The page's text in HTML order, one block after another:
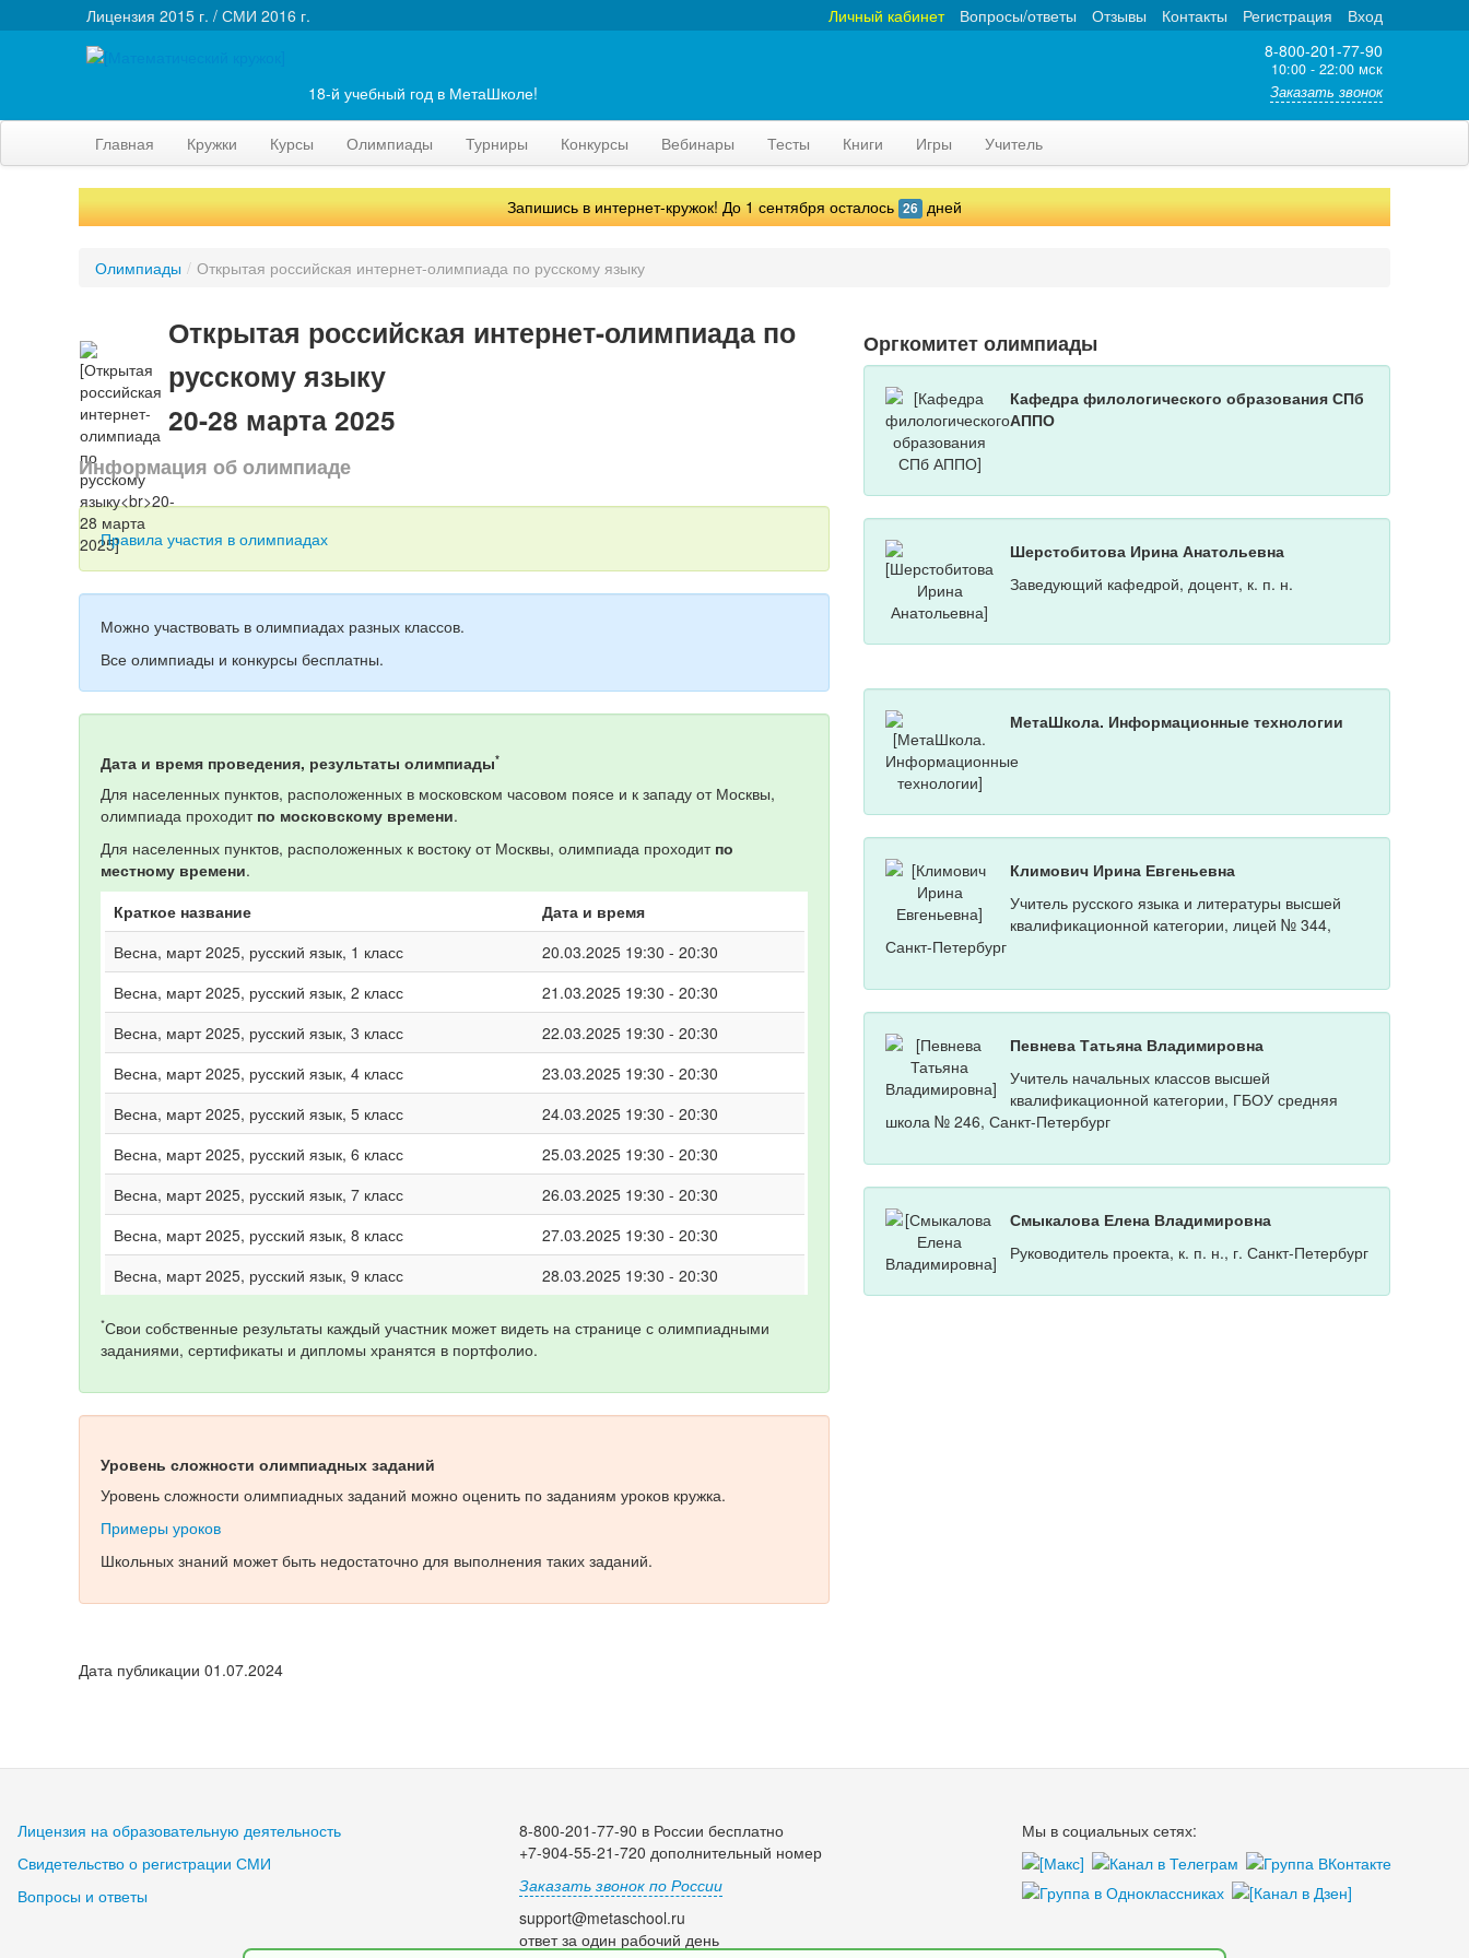
Лицензия 2015 г. / СМИ 2016 г. Вход
Регистрация
Контакты
Отзывы
Вопросы/ответы
Личный кабинет
8-800-201-77-90
10:00 - 22:00 мск
Заказать звонок
18-й учебный год в МетаШколе!
Главная Кружки Курсы Олимпиады Турниры Конкурсы Вебинары Тесты Книги Игры Учитель
Запишись в интернет-кружок! До 1 сентября осталось 26 дней
Олимпиады / Открытая российская интернет-олимпиада по русскому языку
Открытая российская интернет-олимпиада по
русскому языку
20-28 марта 2025
Информация об олимпиаде
Правила участия в олимпиадах
Можно участвовать в олимпиадах разных классов.
Все олимпиады и конкурсы бесплатны.
Дата и время проведения, результаты олимпиады*
Для населенных пунктов, расположенных в московском часовом поясе и к западу от Москвы,
олимпиада проходит по московскому времени.
Для населенных пунктов, расположенных к востоку от Москвы, олимпиада проходит по
местному времени.
Краткое название
Дата и время
Весна, март 2025, русский язык, 1 класс
20.03.2025 19:30 - 20:30
Весна, март 2025, русский язык, 2 класс
21.03.2025 19:30 - 20:30
Весна, март 2025, русский язык, 3 класс
22.03.2025 19:30 - 20:30
Весна, март 2025, русский язык, 4 класс
23.03.2025 19:30 - 20:30
Весна, март 2025, русский язык, 5 класс
24.03.2025 19:30 - 20:30
Весна, март 2025, русский язык, 6 класс
25.03.2025 19:30 - 20:30
Весна, март 2025, русский язык, 7 класс
26.03.2025 19:30 - 20:30
Весна, март 2025, русский язык, 8 класс
27.03.2025 19:30 - 20:30
Весна, март 2025, русский язык, 9 класс
28.03.2025 19:30 - 20:30
*Свои собственные результаты каждый участник может видеть на странице с олимпиадными
заданиями, сертификаты и дипломы хранятся в портфолио.
Уровень сложности олимпиадных заданий
Уровень сложности олимпиадных заданий можно оценить по заданиям уроков кружка.
Примеры уроков
Школьных знаний может быть недостаточно для выполнения таких заданий.
Оргкомитет олимпиады
Кафедра филологического образования СПб
АППО
Шерстобитова Ирина Анатольевна
Заведующий кафедрой, доцент, к. п. н.
МетаШкола. Информационные технологии
Климович Ирина Евгеньевна
Учитель русского языка и литературы высшей
квалификационной категории, лицей № 344,
Санкт-Петербург
Певнева Татьяна Владимировна
Учитель начальных классов высшей
квалификационной категории, ГБОУ средняя
школа № 246, Санкт-Петербург
Смыкалова Елена Владимировна
Руководитель проекта, к. п. н., г. Санкт-Петербург
Дата публикации 01.07.2024
Лицензия на образовательную деятельность
Свидетельство о регистрации СМИ
Вопросы и ответы
8-800-201-77-90 в России бесплатно
+7-904-55-21-720 дополнительный номер
Заказать звонок по России
support@metaschool.ru
ответ за один рабочий день
Мы в социальных сетях: